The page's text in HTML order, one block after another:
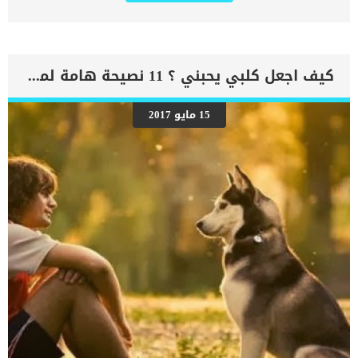
السكر كما ان هناك انظمة واطعمة معينة للقطط المسنة اسأل عنها
طبيبك البيطرى واتبعها جيدا. يعتبر افضل سلوك غذائى للقطط فى هذا
العمر هو اطعامها وجبات كثيرة وصغيرة على مدار اليوم حتى يسهل
هضمها. الثانية : احرص على ان تشر قطتك المسنة الماء كثيرا, ففى هذا
العمر يصبحون اكثر عرضه لامراض الكلى والكبد والاصابة بالامساك. اضف
المزيد من اطباق المياة فى المنزل, فمع تقدم العمر وزيادة الحجم والسن
قد يصعب على قطتك القفز والوصول لاطباق الماء وهى دائما فى حاجة
الى الماء لتفادى الاصابة بهذه الامراض. اقرا ايضا:5 أمراض نادرة قد
تصيب قطتك .. اعرف أعراضها الثالثة : […]
كيف اجعل كلبي يحبني ؟ 11 نصيحة هامة لمربي الكلاب
15 مايو 2017